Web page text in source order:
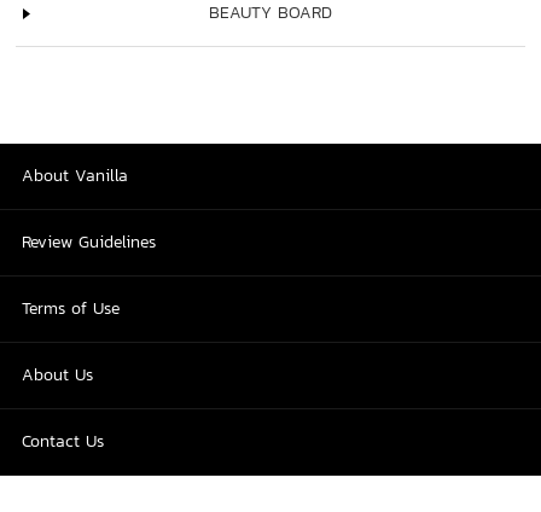
BEAUTY BOARD
About Vanilla
Review Guidelines
Terms of Use
About Us
Contact Us